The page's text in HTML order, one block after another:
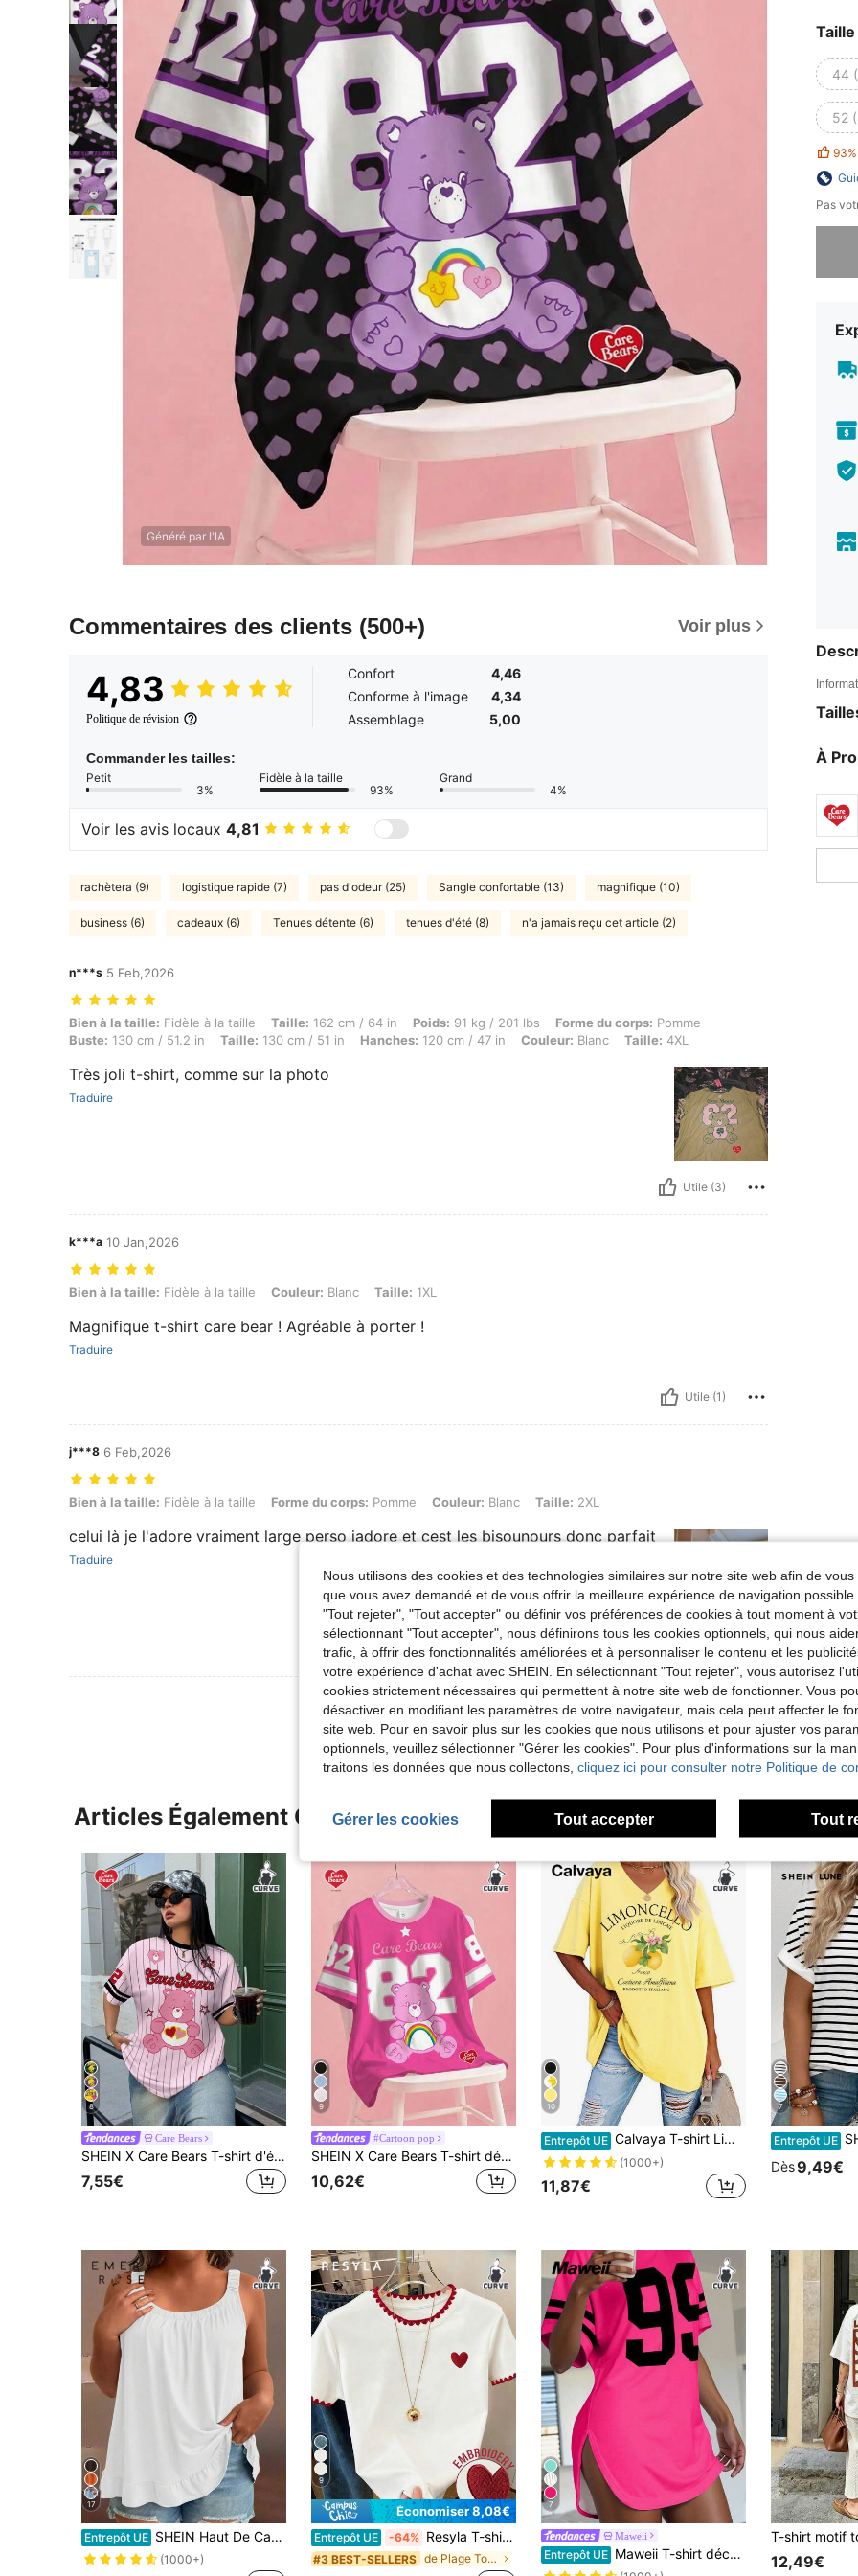
Généré par l'IA
Commentaires des clients (500+) Voir plus
4,83
Politique de révision
Confort
4,46
Conforme à l'image
4,34
Assemblage
5,00
Commander les tailles:
Petit
3%
Fidèle à la taille
93%
Grand
4%
Voir les avis locaux 4,81
rachètera (9) logistique rapide (7) pas d'odeur (25) Sangle confortable (13) magnifique (10)
business (6) cadeaux (6) Tenues détente (6) tenues d'été (8) n'a jamais reçu cet article (2)
n***s 5 Feb,2026
Bien à la taille: Fidèle à la taille, Taille: 162 cm / 64 in, Poids: 91 kg / 201 lbs, Forme du corps: Pomme, Buste: 130 cm / 51.2 in, Taille: 130 cm / 51 in,
Bien à la taille: Fidèle à la taille Taille: 162 cm / 64 in Poids: 91 kg / 201 lbs Forme du corps: Pomme
Buste: 130 cm / 51.2 in Taille: 130 cm / 51 in Hanches: 120 cm / 47 in Couleur: Blanc Taille: 4XL
Très joli t-shirt, comme sur la photo
Traduire
Utile (3)
k***a 10 Jan,2026
Bien à la taille: Fidèle à la taille, Couleur: Blanc, Taille: 1XL
Bien à la taille: Fidèle à la taille Couleur: Blanc Taille: 1XL
Magnifique t-shirt care bear ! Agréable à porter !
Traduire
Utile (1)
j***8 6 Feb,2026
Bien à la taille: Fidèle à la taille, Forme du corps: Pomme, Couleur: Blanc, Taille: 2XL
Bien à la taille: Fidèle à la taille Forme du corps: Pomme Couleur: Blanc Taille: 2XL
celui là je l'adore vraiment large perso jadore et cest les bisounours donc parfait
Traduire
Utile (11)
Voir Plus D'avis
Taille
44
52
93%
Pas
À
Articles Également Consultés
8
Care Bears
SHEIN X Care Bears T-shirt d'été décontracté pour femmes grandes tailles, col rond, imprimé rayures, lettres et dessin animé, pour un usage quotidien
7,55€
9
#Cartoon pop
SHEIN X Care Bears T-shirt décontracté d'été grande taille avec imprimé numérique de dessin animé
10,62€
10
Entrepôt UE Calvaya T-shirt Limoncello, T-shirt citron de la côte Amalfitaine d'Italie, T-shirt col V grande taille
(1000+)
11,87€
7
Entrepôt UE SHEIN
Dès9,49€
17
Entrepôt UE SHEIN Haut De Camisole Plissé Pliable De Couleur Solide De Grande Taille
(1000+)
9
Économiser 8,08€
Entrepôt UE -64% Resyla T-shirt grande taille, nouveau design estival, col et manches en dentelle brodée, motif cœur classique, artisanat brodé, ambiance élégante, coupe polyvalente décontractée, confortable à porter, extérieur, sortie
#3 BEST-SELLERS de Plage Tops grande taille
7
Maweii
Entrepôt UE Maweii T-shirt décontracté imprimé numérique rayé pour femmes grandes tailles 12,49€
Nous utilisons des cookies et des technologies similaires sur notre site web afin de
que vous avez demandé et de vous offrir la meilleure expérience de navigation
"Tout rejeter", "Tout accepter" ou définir vos préférences de cookies à tout moment à
sélectionnant "Tout accepter", nous définirons tous les cookies optionnels, qui nous
trafic, à offrir des fonctionnalités améliorées et à personnaliser le contenu et les
votre expérience d'achat avec SHEIN. En sélectionnant "Tout rejeter", vous autorisez
cookies strictement nécessaires qui permettent à notre site web de fonctionner. Vous
désactiver en modifiant les paramètres de votre navigateur, mais cela peut affecter le
site web. Pour en savoir plus sur les cookies que nous utilisons et pour ajuster vos
optionnels, veuillez sélectionner "Gérer les cookies". Pour plus d'informations sur la
traitons les données que nous collectons, cliquez ici pour consulter notre Politique de
Gérer les cookies Tout accepter Tout